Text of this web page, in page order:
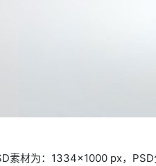
素材为：1334×1000 px，